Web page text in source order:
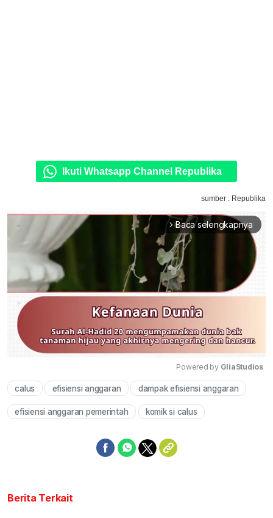
Ikuti Whatsapp Channel Republika
sumber : Republika
arrow_forward_ios Baca selengkapnya
Mute
Powered by GliaStudios
calus efisiensi anggaran dampak efisiensi anggaran
efisiensi anggaran pemerintah komik si calus
Berita Terkait